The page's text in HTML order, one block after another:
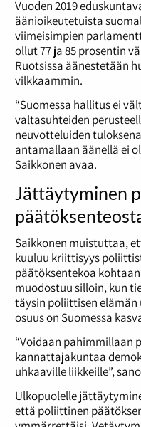
Vuoden 2019
äänioikeutetuista
viimeisimpien
ollut 77 ja 85 prosentin
Ruotsissa äänestetään
vilkkaammin.
“Suomessa hallitus ei
valtasuhteiden
neuvotteluiden
antamallaan äänellä ei
Saikkonen avaa.
Jättäytyminen
Saikkonen muistuttaa,
kuuluu kriittisyys
päätöksentekoa
muodostuu silloin, kun
täysin poliittisen elämän
osuus on Suomessa
“Voidaan pahimmillaan
kannattajakuntaa
uhkaaville liikkeille”,
Ulkopuolelle
että poliittinen